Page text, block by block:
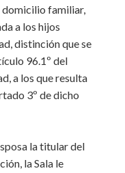
domicilio familiar,
a los hijos
distinción que se
96.1º del
a los que resulta
3º de dicho
la titular del
la Sala le